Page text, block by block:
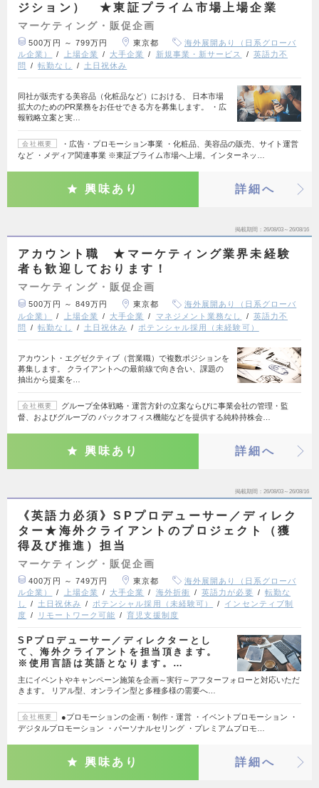
ジション） ★東証プライム市場上場企業
マーケティング・販促企画
500万円 ～ 799万円 東京都
海外展開あり（日系グローバ
ル企業）
上場企業 大手企業 新規事業・新サービス
英語力不
問
転勤なし 土日祝休み
同社が販売する美容品（化粧品など）における、 日本市場
拡大のためのPR業務をお任せできる方を募集します。 ・広
報戦略立案と実…
会社概要
・広告・プロモーション事業 ・化粧品、美容品の販売、サイト運営
など ・メディア関連事業 ※東証プライム市場へ上場。インターネッ…
興味あり 詳細へ
掲載期間 26/08/03～26/08/16
アカウント職 ★マーケティング業界未経験
者も歓迎しております！
マーケティング・販促企画
500万円 ～ 849万円 東京都
海外展開あり（日系グローバ
ル企業）
上場企業 大手企業 マネジメント業務なし
英語力不
問
転勤なし 土日祝休み ポテンシャル採用（未経験可）
アカウント・エグゼクティブ（営業職）で複数ポジションを
募集します。 クライアントへの最前線で向き合い、課題の
抽出から提案を…
会社概要
グループ全体戦略・運営方針の立案ならびに事業会社の管理・監
督、およびグループの バックオフィス機能などを提供する純粋持株会…
興味あり 詳細へ
掲載期間 26/08/03～26/08/16
《英語力必須》SPプロデューサー／ディレク
ター★海外クライアントのプロジェクト（獲
得及び推進）担当
マーケティング・販促企画
400万円 ～ 749万円 東京都
海外展開あり（日系グローバ
ル企業）
上場企業 大手企業 海外折衝 英語力が必要
転勤な
し
土日祝休み ポテンシャル採用（未経験可）
インセンティブ制
度
リモートワーク可能 育児支援制度
SPプロデューサー／ディレクターとし
て、海外クライアントを担当頂きます。
※使用言語は英語となります。…
主にイベントやキャンペーン施策を企画～実行～アフターフォローと対応いただ
きます。 リアル型、オンライン型と多種多様の需要へ…
会社概要
●プロモーションの企画・制作・運営 ・イベントプロモーション ・
デジタルプロモーション ・パーソナルセリング ・プレミアムプロモ…
興味あり 詳細へ